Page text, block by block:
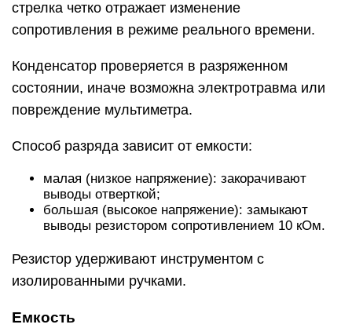
стрелка четко отражает изменение
сопротивления в режиме реального времени.
Конденсатор проверяется в разряженном
состоянии, иначе возможна электротравма или
повреждение мультиметра.
Способ разряда зависит от емкости:
малая (низкое напряжение): закорачивают
выводы отверткой;
большая (высокое напряжение): замыкают
выводы резистором сопротивлением 10 кОм.
Резистор удерживают инструментом с
изолированными ручками.
Емкость